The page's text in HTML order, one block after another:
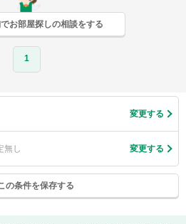
お部屋探しの相談をする
1
変更する
無し 変更する
の条件を保存する